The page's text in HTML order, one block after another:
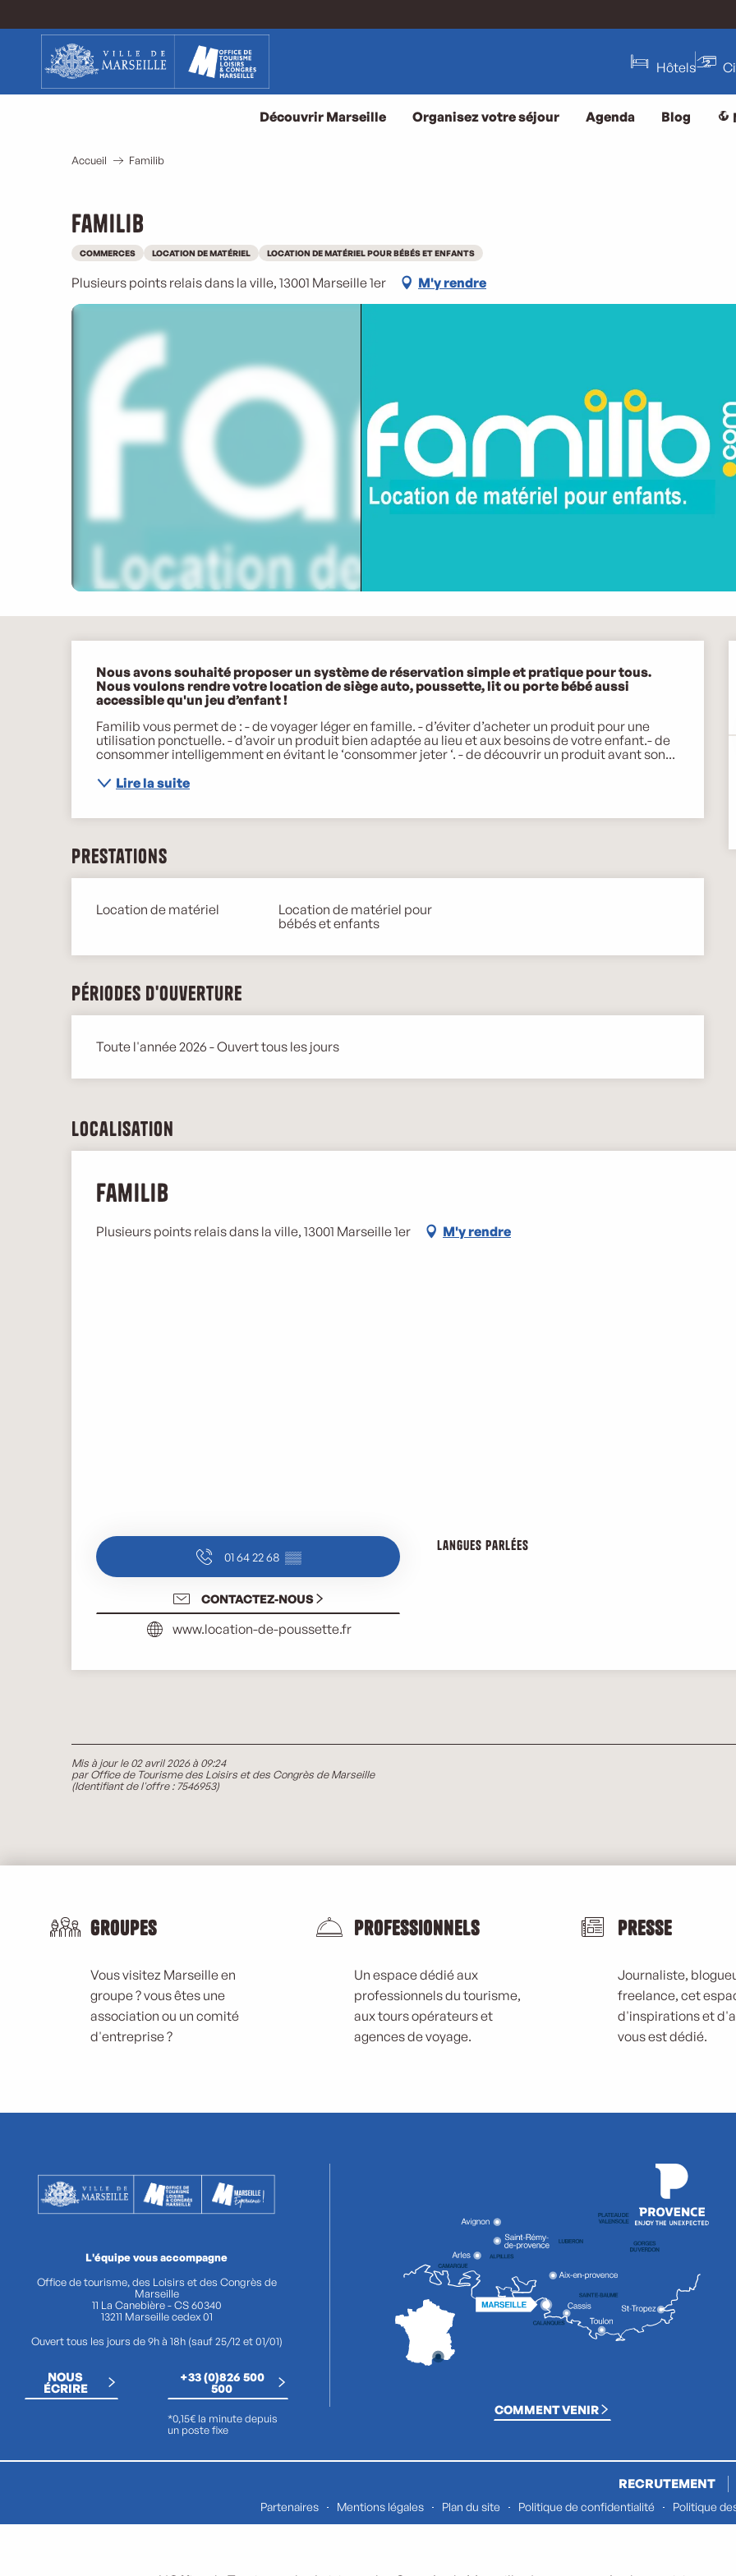
contenu
Hôtels
Découvrir Marseille Organisez votre séjour Agenda Blog
Accueil Familib
Familib
COMMERCES LOCATION DE MATÉRIEL LOCATION DE MATÉRIEL POUR BÉBÉS ET ENFANTS
Plusieurs points relais dans la ville, 13001 Marseille 1er M'y rendre
Description
Nous avons souhaité proposer un système de réservation simple et pratique pour tous.
Nous voulons rendre votre location de siège auto, poussette, lit ou porte bébé aussi
accessible qu'un jeu d’enfant !
Familib vous permet de : - de voyager léger en famille. - d’éviter d’acheter un produit pour une
utilisation ponctuelle. - d’avoir un produit bien adaptée au lieu et aux besoins de votre enfant.- de
consommer intelligemment en évitant le ‘consommer jeter ‘. - de découvrir un produit avant son...
Lire la suite
Prestations
Location de matériel
Location de matériel pour
bébés et enfants
Périodes d'ouverture
Toute l'année 2026 - Ouvert tous les jours
Localisation
Familib
Plusieurs points relais dans la ville, 13001 Marseille 1er M'y rendre
01 64 22 68 ▒▒
CONTACTEZ-NOUS
www.location-de-poussette.fr
Langues parlées
Langues parlées
Mis à jour le 02 avril 2026 à 09:24
par Office de Tourisme des Loisirs et des Congrès de Marseille
(Identifiant de l'offre : 7546953)
Groupes
Vous visitez Marseille en
groupe ? vous êtes une
association ou un comité
d'entreprise ?
Professionnels
Un espace dédié aux
professionnels du tourisme,
aux tours opérateurs et
agences de voyage.
Presse
Journaliste,
freelance, cet
d'inspirations et
vous est dédié.
L'équipe vous accompagne
Office de tourisme, des Loisirs et des Congrès de
Marseille
11 La Canebière - CS 60340
13211 Marseille cedex 01
Ouvert tous les jours de 9h à 18h (sauf 25/12 et 01/01)
NOUS
ÉCRIRE
+33 (0)826 500
500
*0,15€ la minute depuis
un poste fixe
COMMENT VENIR
RECRUTEMENT
Partenaires Mentions légales Plan du site Politique de confidentialité Politique